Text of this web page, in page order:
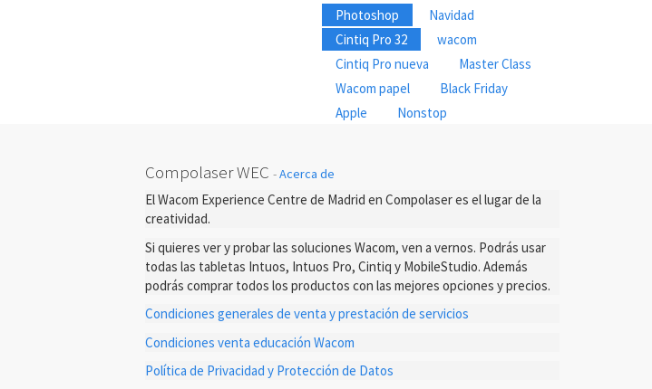
Photoshop
Navidad
Cintiq Pro 32
wacom
Cintiq Pro nueva
Master Class
Wacom papel
Black Friday
Apple
Nonstop
Compolaser WEC -Acerca de
El Wacom Experience Centre de Madrid en Compolaser es el lugar de la
creatividad.
Si quieres ver y probar las soluciones Wacom, ven a vernos. Podrás usar
todas las tabletas Intuos, Intuos Pro, Cintiq y MobileStudio. Además
podrás comprar todos los productos con las mejores opciones y precios.
Condiciones generales de venta y prestación de servicios
Condiciones venta educación Wacom
Política de Privacidad y Protección de Datos